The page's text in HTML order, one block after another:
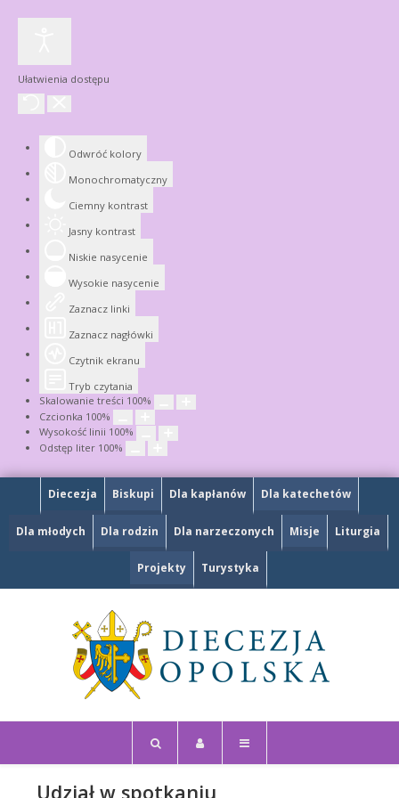
Ułatwienia dostępu
Odwróć kolory
Monochromatyczny
Ciemny kontrast
Jasny kontrast
Niskie nasycenie
Wysokie nasycenie
Zaznacz linki
Zaznacz nagłówki
Czytnik ekranu
Tryb czytania
Skalowanie treści 100%
Czcionka 100%
Wysokość linii 100%
Odstęp liter 100%
Diecezja Biskupi Dla kapłanów Dla katechetów
Dla młodych Dla rodzin Dla narzeczonych Misje Liturgia
Projekty Turystyka
Udział w spotkaniu